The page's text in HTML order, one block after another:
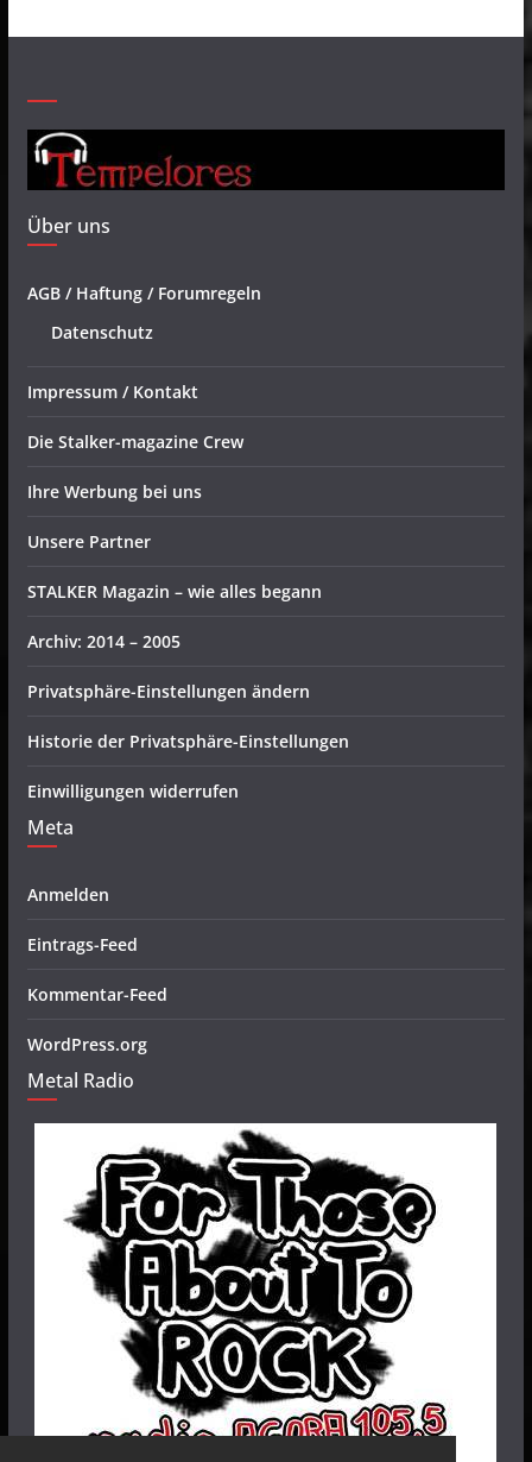
Über uns
AGB / Haftung / Forumregeln
Datenschutz
Impressum / Kontakt
Die Stalker-magazine Crew
Ihre Werbung bei uns
Unsere Partner
STALKER Magazin – wie alles begann
Archiv: 2014 – 2005
Privatsphäre-Einstellungen ändern
Historie der Privatsphäre-Einstellungen
Einwilligungen widerrufen
Meta
Anmelden
Eintrags-Feed
Kommentar-Feed
WordPress.org
Metal Radio